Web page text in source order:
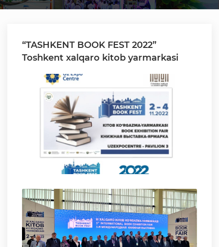
“TASHKENT BOOK FEST 2022”
Toshkent xalqaro kitob yarmarkasi